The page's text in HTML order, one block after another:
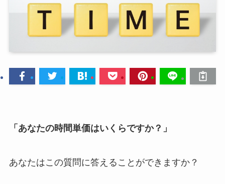
「あなたの時間単価はいくらですか？」
あなたはこの質問に答えることができますか？